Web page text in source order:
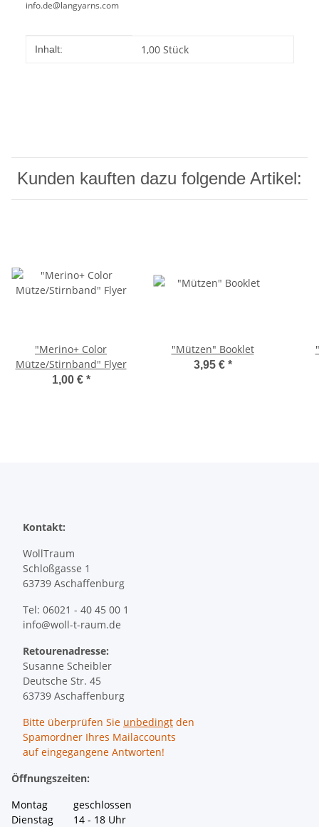
info.de@langyarns.com
Produkteigenschaft
Wert
Inhalt: 1,00 Stück
Kunden kauften dazu folgende Artikel:
"Merino+ Color
Mütze/Stirnband" Flyer
1,00 € *
"Mützen" Booklet
3,95 € *
Kontakt:
WollTraum
Schloßgasse 1
63739 Aschaffenburg
Tel: 06021 - 40 45 00 1
info@woll-t-raum.de
Retourenadresse:
Susanne Scheibler
Deutsche Str. 45
63739 Aschaffenburg
Bitte überprüfen Sie unbedingt den
Spamordner Ihres Mailaccounts
auf eingegangene Antworten!
Öffnungszeiten:
Montag geschlossen
Dienstag 14 - 18 Uhr